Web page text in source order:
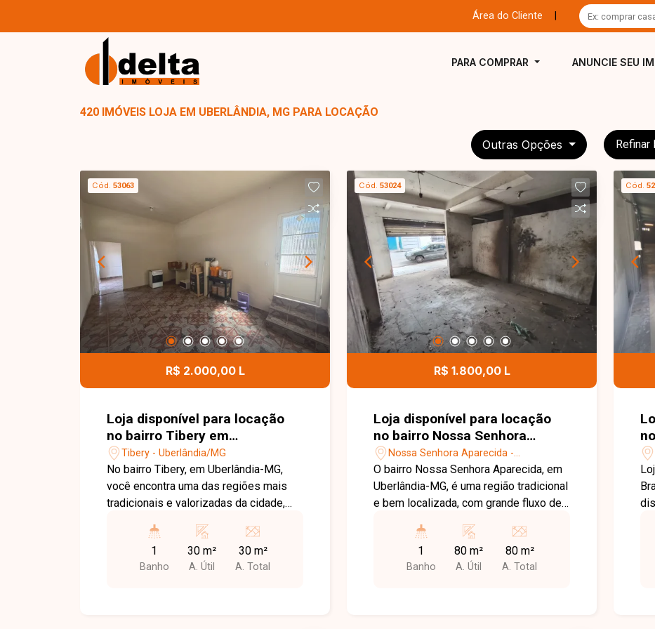
Área do Cliente
PARA COMPRAR ANUNCIE SEU
420 IMÓVEIS LOJA EM UBERLÂNDIA, MG PARA LOCAÇÃO
Outras Opções Refinar
Cód. 53063
R$ 2.000,00 L
Loja disponível para locação
no bairro Tibery em
Uberlândia-MG.
Tibery - Uberlândia/MG
No bairro Tibery, em Uberlândia-MG,
você encontra uma das regiões mais
tradicionais e valorizadas da cidade,
fluxo de pessoas e fácil acesso às
principais avenidas, além de estar
próximo a comércios, bancos,
1
Banho
30 m²
A. Útil
30 m²
A. Total
Cód. 53024
R$ 1.800,00 L
Loja disponível para locação
no bairro Nossa Senhora
Aparecida em Uberlândia-MG.
Nossa Senhora Aparecida -
Uberlândia/MG
O bairro Nossa Senhora Aparecida, em
Uberlândia-MG, é uma região tradicional
e bem localizada, com grande fluxo de
infraestrutura comercial e fácil acesso
às principais vias da cidade, sendo
ideal para diversos segmentos de
1
Banho
80 m²
A. Útil
80 m²
A. Total
Cód.